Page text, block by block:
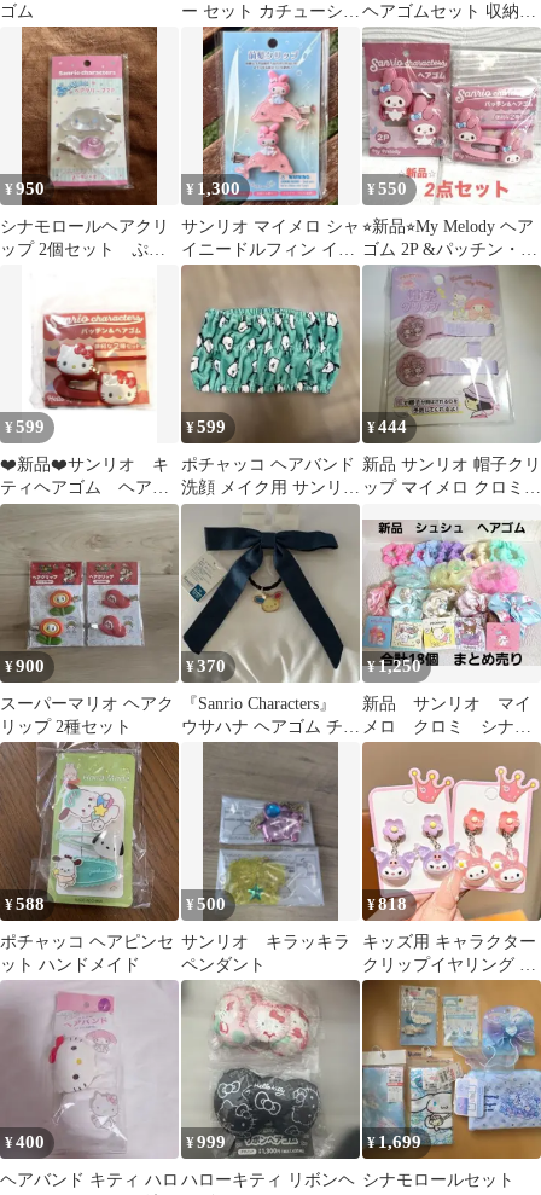
ゴム
ー セット カチューシャ
ヘアゴム ヘアピン レ
ース
ヘアゴムセット 収納ケ
ース付き
¥950
シナモロールヘアクリ
ップ 2個セット ぷっ
¥ 1,300
サンリオ マイメロ シャ
イニードルフィン イル
カ 前髪クリップ ヘアク
¥550
⭐︎新品⭐︎My Melody ヘア
ゴム 2P &パッチン・ヘ
アゴムセット
¥599
❤️新品❤️サンリオ キ
ティヘアゴム ヘアピ
ンセット
¥599
ポチャッコ ヘアバンド
洗顔 メイク用 サンリオ
グリーン
¥444
新品 サンリオ 帽子クリ
ップ マイメロ クロミ
¥900
スーパーマリオ ヘアク
リップ 2種セット
¥370
『Sanrio Characters』
ウサハナ ヘアゴム チャ
¥1,250
新品 サンリオ マイ
メロ クロミ シナモ
ロール他 シュシュ
ヘアゴム まとめ売り
¥588
ポチャッコ ヘアピンセ
ット ハンドメイド
¥500
サンリオ キラッキラ
ペンダント
¥818
キッズ用 キャラクター
クリップイヤリング 2
種セット
¥400
ヘアバンド キティ ハロ
¥999
ハローキティ リボンヘ
¥1,699
シナモロールセット